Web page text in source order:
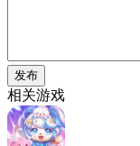
发布
相关游戏